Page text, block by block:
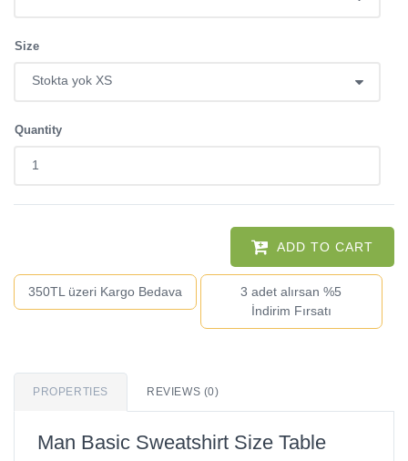
Size
Quantity
ADD TO CART
350TL üzeri Kargo Bedava
3 adet alırsan %5
İndirim Fırsatı
PROPERTIES REVIEWS (0)
Man Basic Sweatshirt Size Table